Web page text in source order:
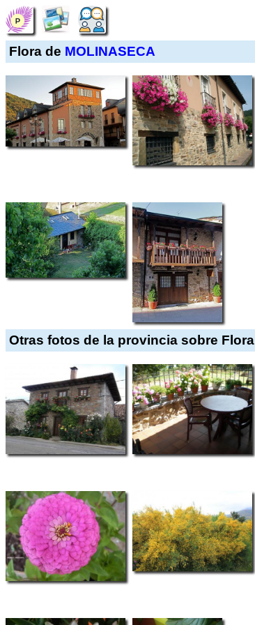
Flora de MOLINASECA
Otras fotos de la provincia sobre Flora